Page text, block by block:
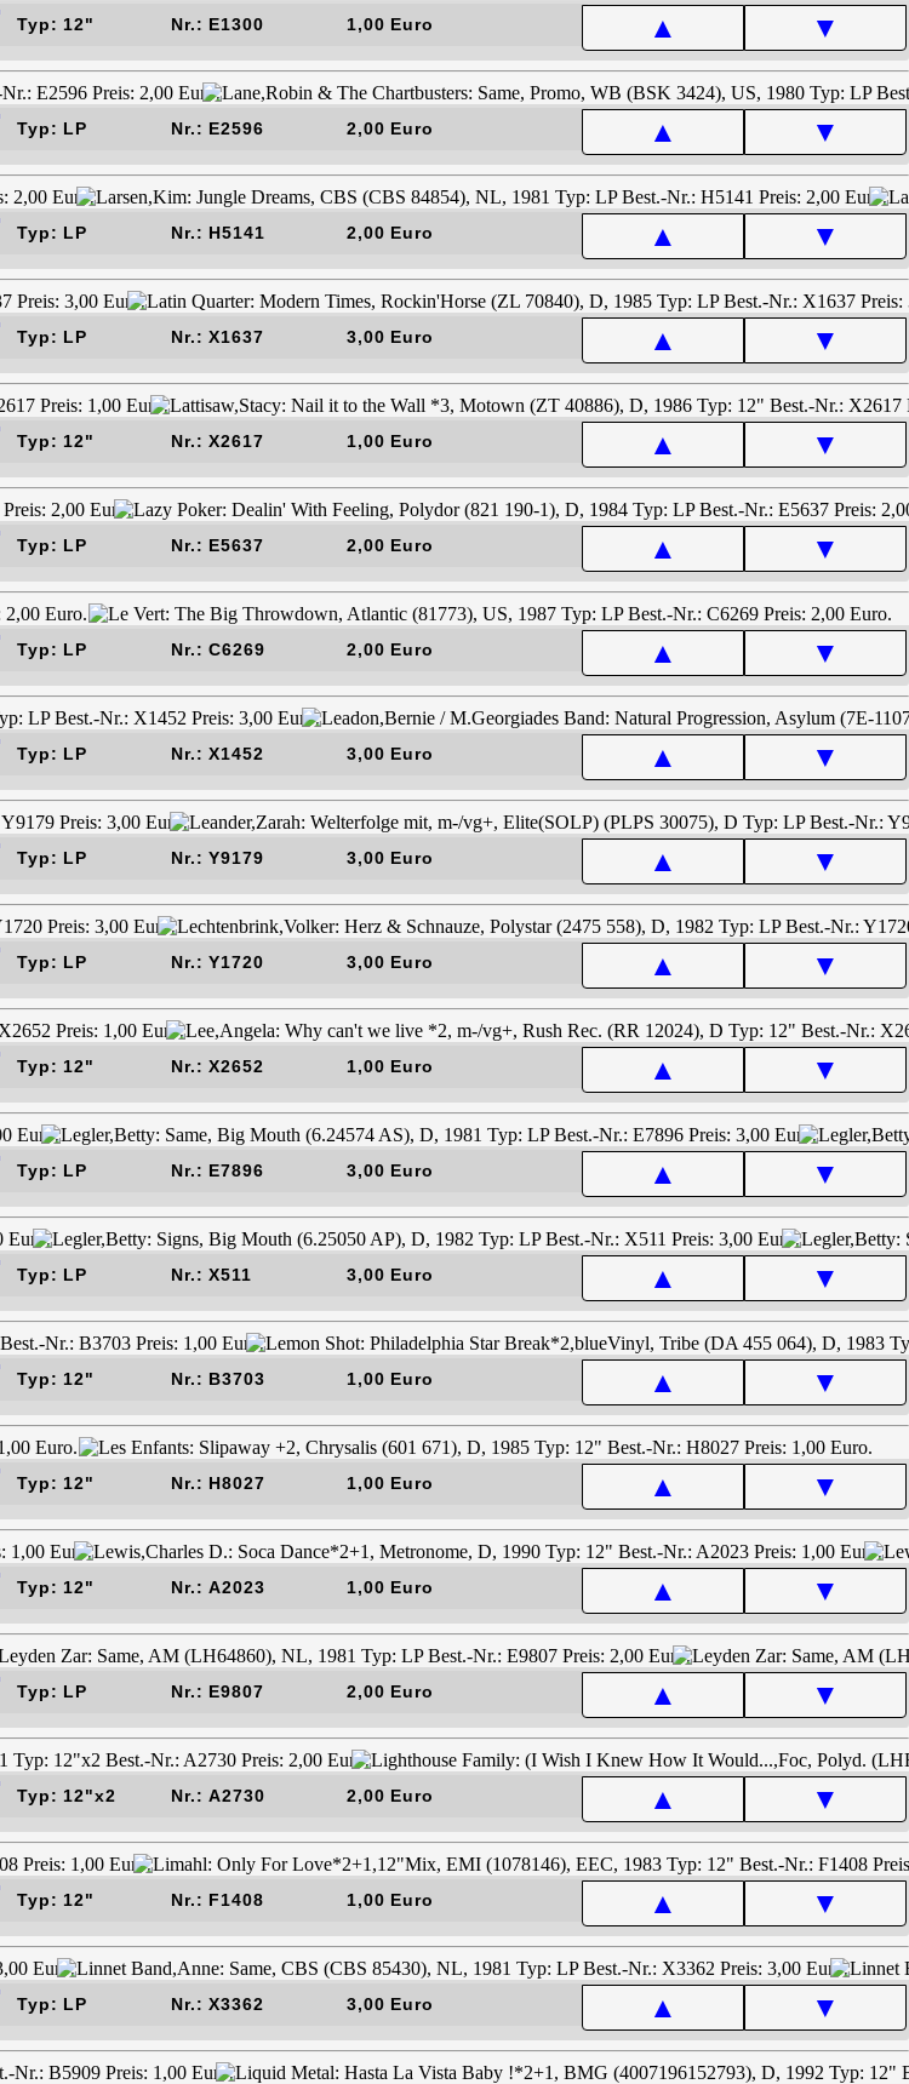
Typ: 12" Nr.: E1300 1,00 Euro ▲ ▼
Typ: LP Nr.: E2596 2,00 Euro ▲ ▼
Typ: LP Nr.: H5141 2,00 Euro ▲ ▼
Typ: LP Nr.: X1637 3,00 Euro ▲ ▼
Typ: 12" Nr.: X2617 1,00 Euro ▲ ▼
Typ: LP Nr.: E5637 2,00 Euro ▲ ▼
Typ: LP Nr.: C6269 2,00 Euro ▲ ▼
Typ: LP Nr.: X1452 3,00 Euro ▲ ▼
Typ: LP Nr.: Y9179 3,00 Euro ▲ ▼
Typ: LP Nr.: Y1720 3,00 Euro ▲ ▼
Typ: 12" Nr.: X2652 1,00 Euro ▲ ▼
Typ: LP Nr.: E7896 3,00 Euro ▲ ▼
Typ: LP Nr.: X511 3,00 Euro ▲ ▼
Typ: 12" Nr.: B3703 1,00 Euro ▲ ▼
Typ: 12" Nr.: H8027 1,00 Euro ▲ ▼
Typ: 12" Nr.: A2023 1,00 Euro ▲ ▼
Typ: LP Nr.: E9807 2,00 Euro ▲ ▼
Typ: 12"x2 Nr.: A2730 2,00 Euro ▲ ▼
Typ: 12" Nr.: F1408 1,00 Euro ▲ ▼
Typ: LP Nr.: X3362 3,00 Euro ▲ ▼